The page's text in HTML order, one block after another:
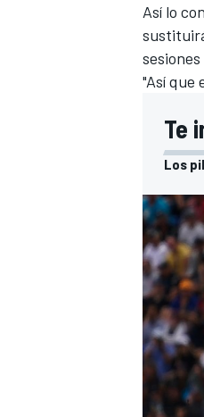
Así lo
"Así que
Te
Los